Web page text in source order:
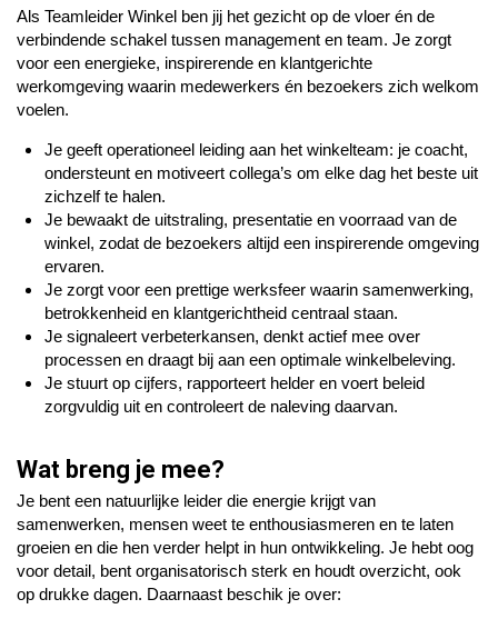
Als Teamleider Winkel ben jij het gezicht op de vloer én de
verbindende schakel tussen management en team. Je zorgt
voor een energieke, inspirerende en klantgerichte
werkomgeving waarin medewerkers én bezoekers zich welkom
voelen.
Je geeft operationeel leiding aan het winkelteam: je coacht,
ondersteunt en motiveert collega’s om elke dag het beste uit
zichzelf te halen.
Je bewaakt de uitstraling, presentatie en voorraad van de
winkel, zodat de bezoekers altijd een inspirerende omgeving
ervaren.
Je zorgt voor een prettige werksfeer waarin samenwerking,
betrokkenheid en klantgerichtheid centraal staan.
Je signaleert verbeterkansen, denkt actief mee over
processen en draagt bij aan een optimale winkelbeleving.
Je stuurt op cijfers, rapporteert helder en voert beleid
zorgvuldig uit en controleert de naleving daarvan.
Wat breng je mee?
Je bent een natuurlijke leider die energie krijgt van
samenwerken, mensen weet te enthousiasmeren en te laten
groeien en die hen verder helpt in hun ontwikkeling. Je hebt oog
voor detail, bent organisatorisch sterk en houdt overzicht, ook
op drukke dagen. Daarnaast beschik je over: